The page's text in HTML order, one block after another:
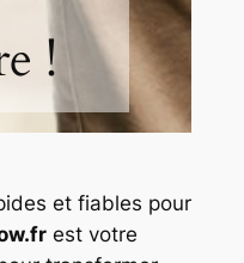
!
et fiables pour
est votre